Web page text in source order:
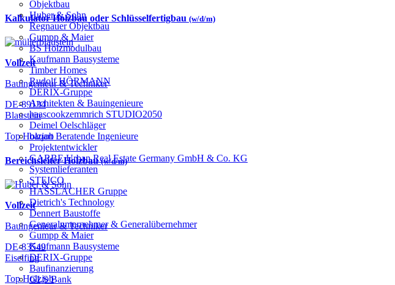
Objektbau
Huber & Sohn
Regnauer Objektbau
Gumpp & Maier
BS Holzmodulbau
Kaufmann Bausysteme
Timber Homes
Rudolf HÖRMANN
DERIX-Gruppe
Architekten & Bauingenieure
haascookzemmrich STUDIO2050
Deimel Oelschläger
bauart Beratende Ingenieure
Projektentwickler
GARBE Urban Real Estate Germany GmbH & Co. KG
Systemlieferanten
STEICO
HASSLACHER Gruppe
Dietrich's Technology
Dennert Baustoffe
Generalunternehmer & Generalübernehmer
Gumpp & Maier
Kaufmann Bausysteme
DERIX-Gruppe
Baufinanzierung
GLS Bank
Kalkulator Holzbau oder Schlüsselfertigbau (w/d/m)
Vollzeit
Bauingenieur & Techniker
DE-89134
Blaustein
Top Holzjob
Bereichsleiter Holzbau(w/d/m)
Vollzeit
Bauingenieur & Techniker
DE-83549
Eiselfing
Top Holzjob